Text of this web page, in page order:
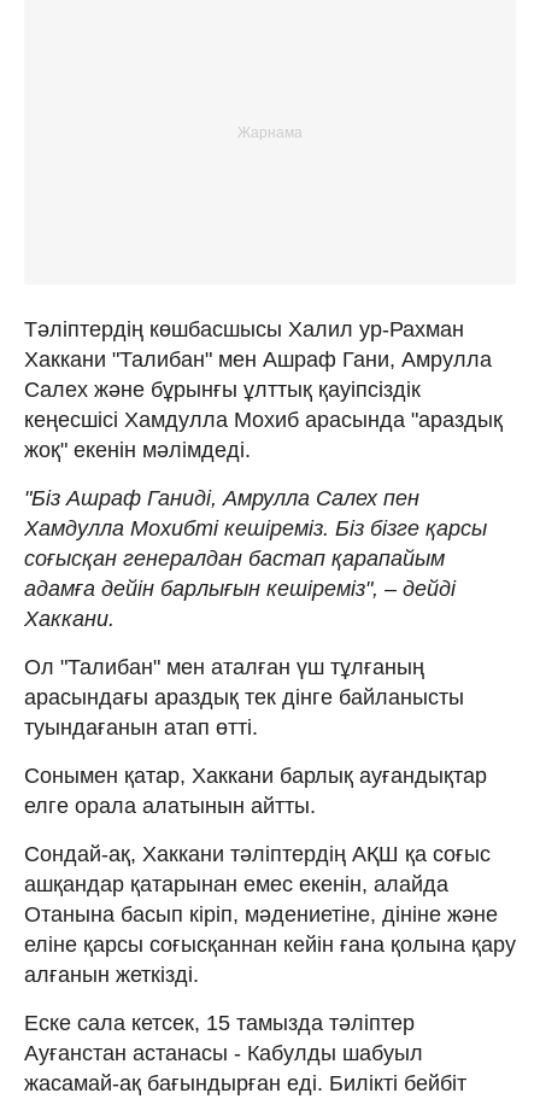
Тәліптердің көшбасшысы Халил ур-Рахман
Хаккани "Талибан" мен Ашраф Гани, Амрулла
Салех және бұрынғы ұлттық қауіпсіздік
кеңесшісі Хамдулла Мохиб арасында "араздық
жоқ" екенін мәлімдеді.
"Біз Ашраф Ганиді, Амрулла Салех пен
Хамдулла Мохибті кешіреміз. Біз бізге қарсы
соғысқан генералдан бастап қарапайым
адамға дейін барлығын кешіреміз", – дейді
Хаккани.
Ол "Талибан" мен аталған үш тұлғаның
арасындағы араздық тек дінге байланысты
туындағанын атап өтті.
Сонымен қатар, Хаккани барлық ауғандықтар
елге орала алатынын айтты.
Сондай-ақ, Хаккани тәліптердің АҚШ қа соғыс
ашқандар қатарынан емес екенін, алайда
Отанына басып кіріп, мәдениетіне, дініне және
еліне қарсы соғысқаннан кейін ғана қолына қару
алғанын жеткізді.
Еске сала кетсек, 15 тамызда тәліптер
Ауғанстан астанасы - Кабулды шабуыл
жасамай-ақ бағындырған еді. Билікті бейбіт